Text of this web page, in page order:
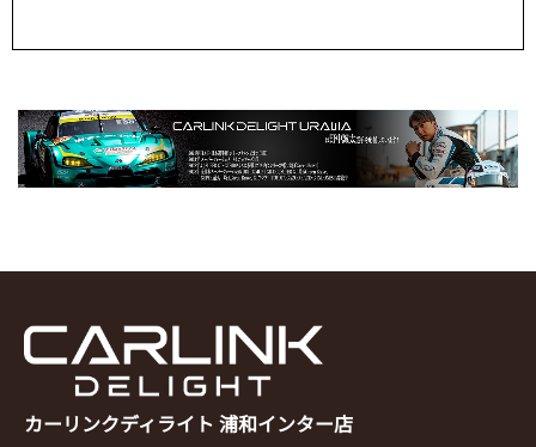
カーリンクディライト 浦和インター店